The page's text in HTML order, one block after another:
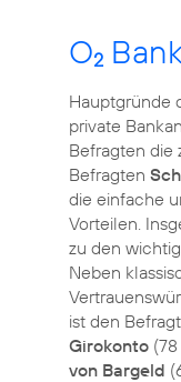
O2
Hauptgründe
private
Befragten die
Befragten
die einfache
Vorteilen.
zu den
Neben
ist den
Girokonto
von Bargeld